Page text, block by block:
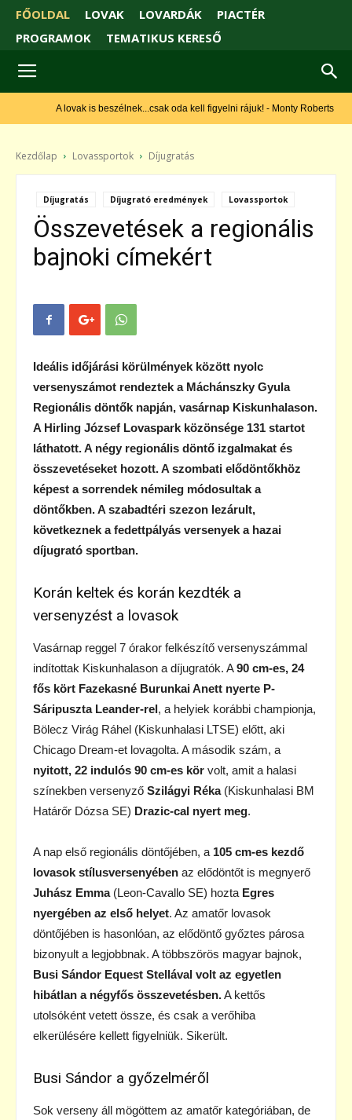
FŐOLDAL LOVAK LOVARDÁK
PIACTÉR
PROGRAMOK
TEMATIKUS KERESŐ
A lovak is beszélnek...csak oda kell figyelni rájuk! - Monty Roberts
Kezdőlap Lovassportok Díjugratás
Díjugratás Díjugrató eredmények Lovassportok
Összevetések a regionális
bajnoki címekért
Ideális időjárási körülmények között nyolc
versenyszámot rendeztek a Máchánszky Gyula
Regionális döntők napján, vasárnap Kiskunhalason.
A Hirling József Lovaspark közönsége 131 startot
láthatott. A négy regionális döntő izgalmakat és
összevetéseket hozott. A szombati elődöntőkhöz
képest a sorrendek némileg módosultak a
döntőkben. A szabadtéri szezon lezárult,
következnek a fedettpályás versenyek a hazai
díjugrató sportban.
Korán keltek és korán kezdték a
versenyzést a lovasok
Vasárnap reggel 7 órakor felkészítő versenyszámmal
indítottak Kiskunhalason a díjugratók. A90 cm-es, 24
fős kört Fazekasné Burunkai Anett nyerte P-
Sáripuszta Leander-rel, a helyiek korábbi championja,
Bölecz Virág Ráhel (Kiskunhalasi LTSE) előtt, aki
Chicago Dream-et lovagolta. A második szám, a
nyitott, 22 indulós 90 cm-es kör volt, amit a halasi
színekben versenyző Szilágyi Réka(Kiskunhalasi BM
Határőr Dózsa SE) Drazic-cal nyert meg.
A nap első regionális döntőjében, a 105 cm-es kezdő
lovasok stílusversenyében az elődöntőt is megnyerő
Juhász Emma(Leon-Cavallo SE) hozta Egres
nyergében az első helyet. Az amatőr lovasok
döntőjében is hasonlóan, az elődöntő győztes párosa
bizonyult a legjobbnak. A többszörös magyar bajnok,
Busi Sándor Equest Stellával volt az egyetlen
hibátlan a négyfős összevetésben.A kettős
utolsóként vetett össze, és csak a verőhiba
elkerülésére kellett figyelniük. Sikerült.
Busi Sándor a győzelméről
Sok verseny áll mögöttem az amatőr kategóriában, de